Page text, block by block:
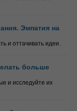
Эмпатия на
и оттачивать идеи.
больше
и исследуйте их